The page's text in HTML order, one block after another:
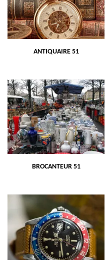
ANTIQUAIRE 51
BROCANTEUR 51